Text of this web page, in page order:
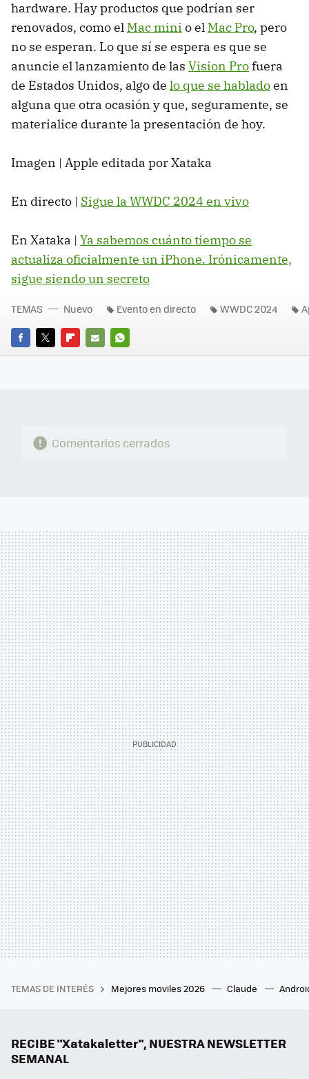
hardware. Hay productos que podrían ser
renovados, como el Mac mini o el Mac Pro, pero
no se esperan. Lo que sí se espera es que se
anuncie el lanzamiento de las Vision Profuera
de Estados Unidos, algo de lo que se habladoen
alguna que otra ocasión y que, seguramente, se
materialice durante la presentación de hoy.
Imagen | Apple editada por Xataka
En directo | Sigue la WWDC 2024 en vivo
En Xataka | Ya sabemos cuánto tiempo se
actualiza oficialmente un iPhone. Irónicamente,
sigue siendo un secreto
FACEBOOK
TWITTERFLIPBOARD
E-
WHATSAPP
TEMAS Nuevo Evento en directo WWDC 2024
Comentarios cerrados
TEMAS DE INTERÉS Mejores moviles 2026 Claude
RECIBE "Xatakaletter", NUESTRA NEWSLETTER
SEMANAL